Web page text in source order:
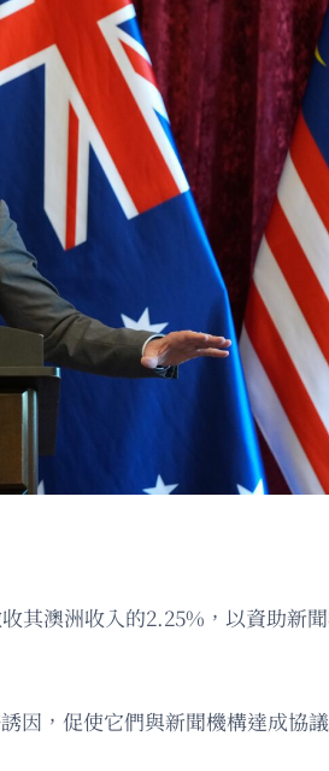
澳洲收入的2.25%，以資助新
因，促使它們與新聞機構達成協